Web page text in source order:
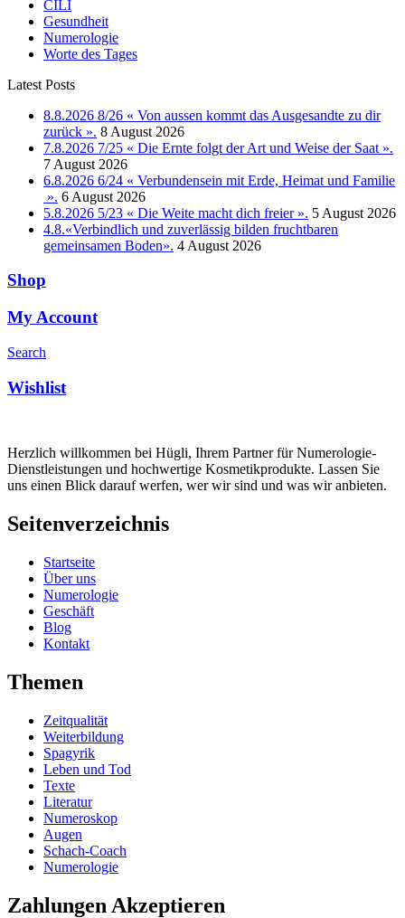
CILI
Gesundheit
Numerologie
Worte des Tages
Latest Posts
8.8.2026 8/26 « Von aussen kommt das Ausgesandte zu dir
zurück ». 8 August 2026
7.8.2026 7/25 « Die Ernte folgt der Art und Weise der Saat ».
7 August 2026
6.8.2026 6/24 « Verbundensein mit Erde, Heimat und Familie
». 6 August 2026
5.8.2026 5/23 « Die Weite macht dich freier ». 5 August 2026
4.8.«Verbindlich und zuverlässig bilden fruchtbaren
gemeinsamen Boden». 4 August 2026
Shop
My Account
Search
Wishlist
Herzlich willkommen bei Hügli, Ihrem Partner für Numerologie-
Dienstleistungen und hochwertige Kosmetikprodukte. Lassen Sie
uns einen Blick darauf werfen, wer wir sind und was wir anbieten.
Seitenverzeichnis
Startseite
Über uns
Numerologie
Geschäft
Blog
Kontakt
Themen
Zeitqualität
Weiterbildung
Spagyrik
Leben und Tod
Texte
Literatur
Numeroskop
Augen
Schach-Coach
Numerologie
Zahlungen Akzeptieren